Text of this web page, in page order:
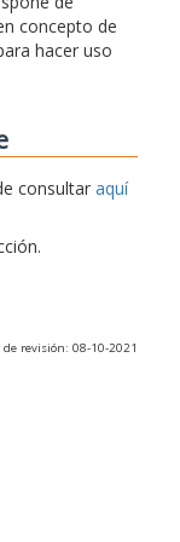
concepto de
hacer uso
consultar aquí
de revisión: 08-10-2021